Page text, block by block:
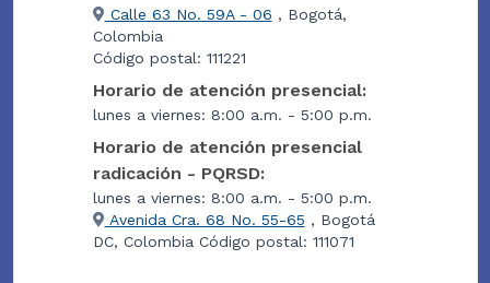
Calle 63 No. 59A - 06 , Bogotá,
Colombia
Código postal: 111221
Horario de atención presencial:
lunes a viernes: 8:00 a.m. - 5:00 p.m.
Horario de atención presencial
radicación - PQRSD:
lunes a viernes: 8:00 a.m. - 5:00 p.m.
Avenida Cra. 68 No. 55-65 , Bogotá
DC, Colombia Código postal: 111071